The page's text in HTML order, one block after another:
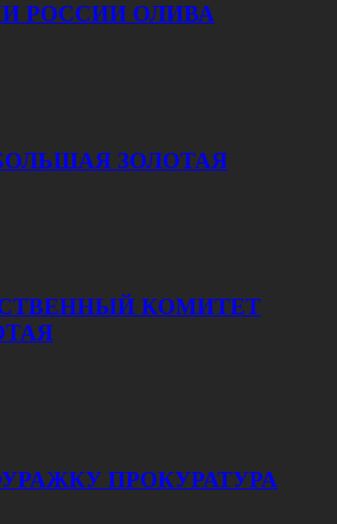
РОССИИ ОЛИВА
ЗОЛОТАЯ
КОМИТЕТ
ПРОКУРАТУРА